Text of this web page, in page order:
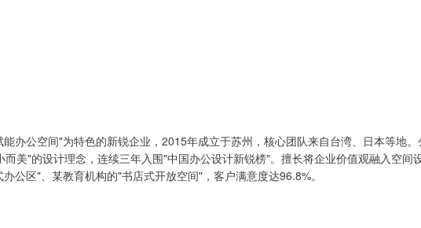
办公空间"为特色的新锐企业，2015年成立于苏州，核心团队来自台湾、日本等地
而美"的设计理念，连续三年入围"中国办公设计新锐榜"。擅长将企业价值观融入空间
公区"、某教育机构的"书店式开放空间"，客户满意度达96.8%。